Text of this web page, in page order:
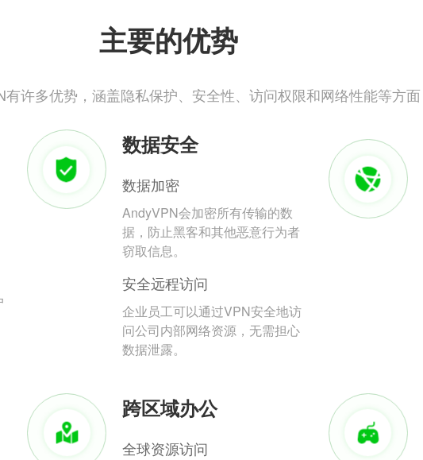
主要的优势
有许多优势，涵盖隐私保护、安全性、访问权限和网络性能等方面
数据安全
数据加密
AndyVPN会加密所有传输的数
据，防止黑客和其他恶意行为者
窃取信息。
安全远程访问
企业员工可以通过VPN安全地访
问公司内部网络资源，无需担心
数据泄露。
跨区域办公
全球资源访问